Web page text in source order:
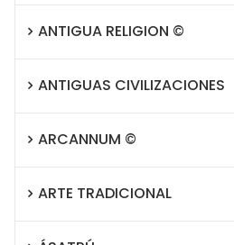
ANTIGUA RELIGION ©
ANTIGUAS CIVILIZACIONES
ARCANNUM ©
ARTE TRADICIONAL